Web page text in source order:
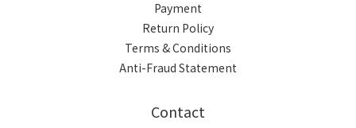
Payment
Return Policy
Terms & Conditions
Anti-Fraud Statement
Contact